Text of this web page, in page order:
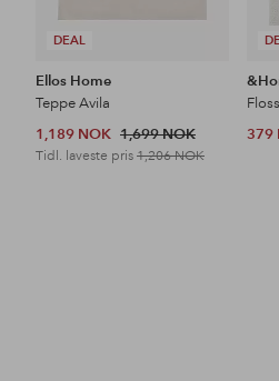
DEAL
Ellos Home
Teppe Avila
1,189 NOK 1,699 NOK
Tidl. laveste pris 1,206 NOK
379